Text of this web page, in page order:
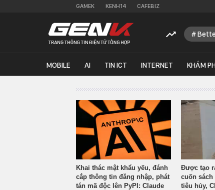
GAMEK KENH14 CAFEBIZ
MOBILE AI TIN ICT INTERNET KHÁM
Khai thác mật khẩu yếu, đánh
cắp thông tin đăng nhập, phát
tán mã độc lên PyPI: Claude
Được tạo
cuốn
tiêu hủy,